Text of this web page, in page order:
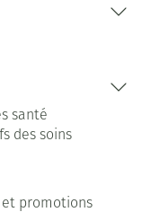
santé
des soins
et promotions